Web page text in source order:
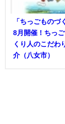
「ちっごものづ
8月開催！ちっ
くり人のこだわ
介（八女市）